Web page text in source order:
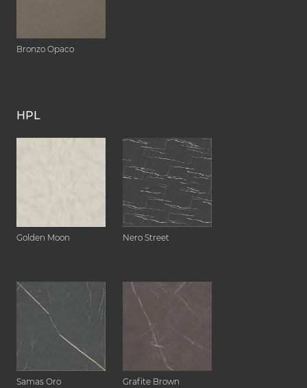
Bronzo Opaco
HPL
Golden Moon Nero Street
Samas Oro Grafite Brown